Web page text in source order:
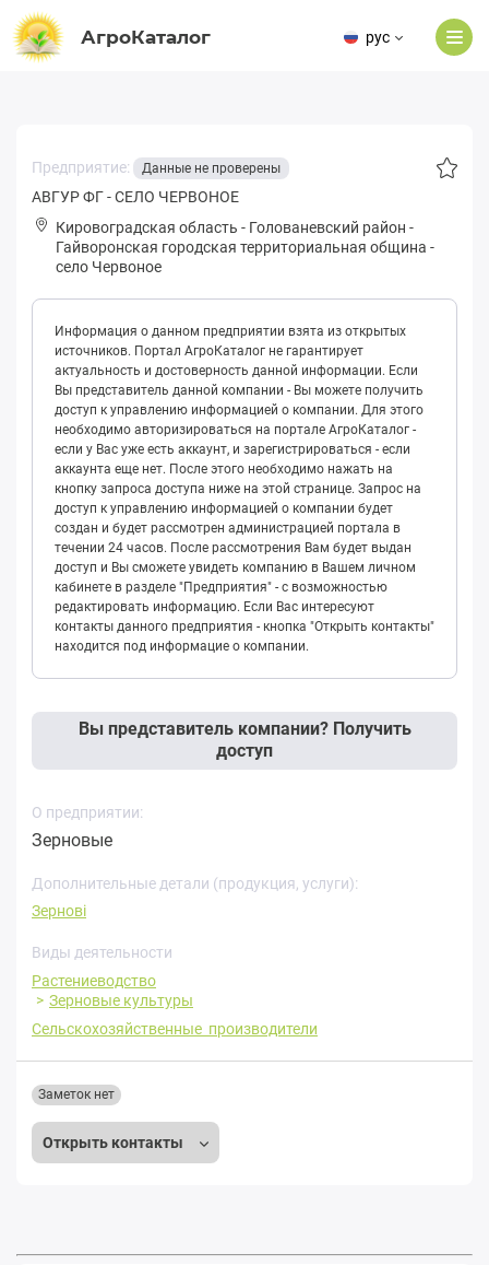
АгроКаталог рус
Предприятие: Данные не проверены
АВГУР ФГ - СЕЛО ЧЕРВОНОЕ
Кировоградская область - Голованевский район -
Гайворонская городская территориальная община -
село Червоное
Информация о данном предприятии взята из открытых
источников. Портал АгроКаталог не гарантирует
актуальность и достоверность данной информации. Если
Вы представитель данной компании - Вы можете получить
доступ к управлению информацией о компании. Для этого
необходимо авторизироваться на портале АгроКаталог -
если у Вас уже есть аккаунт, и зарегистрироваться - если
аккаунта еще нет. После этого необходимо нажать на
кнопку запроса доступа ниже на этой странице. Запрос на
доступ к управлению информацией о компании будет
создан и будет рассмотрен администрацией портала в
течении 24 часов. После рассмотрения Вам будет выдан
доступ и Вы сможете увидеть компанию в Вашем личном
кабинете в разделе "Предприятия" - с возможностью
редактировать информацию. Если Вас интересуют
контакты данного предприятия - кнопка "Открыть контакты"
находится под информацие о компании.
Вы представитель компании? Получить
доступ
О предприятии:
Зерновые
Дополнительные детали (продукция, услуги):
Зернові
Виды деятельности
Растениеводство
Зерновые культуры
Сельскохозяйственные производители
Открыть контакты
Заметок нет